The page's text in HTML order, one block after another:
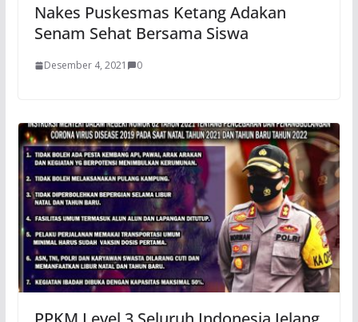
Nakes Puskesmas Ketang Adakan
Senam Sehat Bersama Siswa
Desember 4, 2021 0